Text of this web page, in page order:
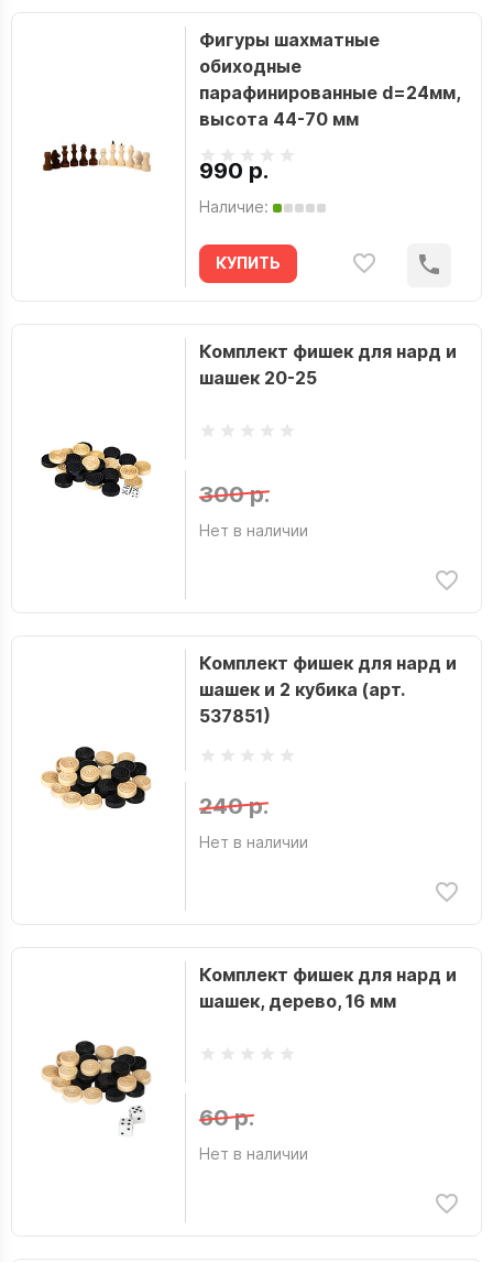
Фигуры шахматные
обиходные
парафинированные d=24мм,
высота 44-70 мм
990 р.
Наличие:
КУПИТЬ
Комплект фишек для нард и
шашек 20-25
300 р.
Нет в наличии
Комплект фишек для нард и
шашек и 2 кубика (арт.
537851)
240 р.
Нет в наличии
Комплект фишек для нард и
шашек, дерево, 16 мм
60 р.
Нет в наличии